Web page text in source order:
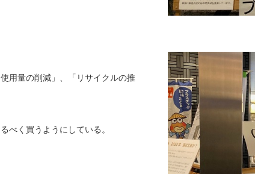
用量の削減」、「リサイクルの推
べく買うようにしている。